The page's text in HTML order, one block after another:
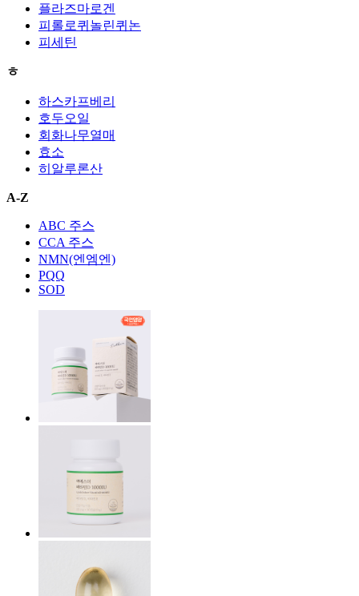
플라즈마로겐
피롤로퀴놀린퀴논
피세틴
ㅎ
하스카프베리
호두오일
회화나무열매
효소
히알루론산
A-Z
ABC 주스
CCA 주스
NMN(엔엠엔)
PQQ
SOD